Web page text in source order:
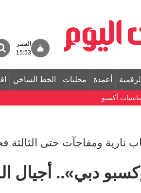
العصر
15:53
أعمدة محليات الخط الساخن
أكسبو
نارية ومفاجآت حتى الثالثة
دبي».. أجيال